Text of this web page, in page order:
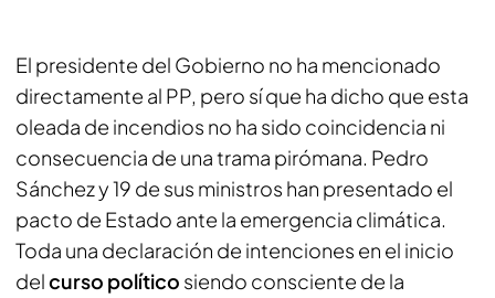
El presidente del Gobierno no ha mencionado
directamente al PP, pero sí que ha dicho que esta
oleada de incendios no ha sido coincidencia ni
consecuencia de una trama pirómana. Pedro
Sánchez y 19 de sus ministros han presentado el
pacto de Estado ante la emergencia climática.
Toda una declaración de intenciones en el inicio
delcurso político siendo consciente de la